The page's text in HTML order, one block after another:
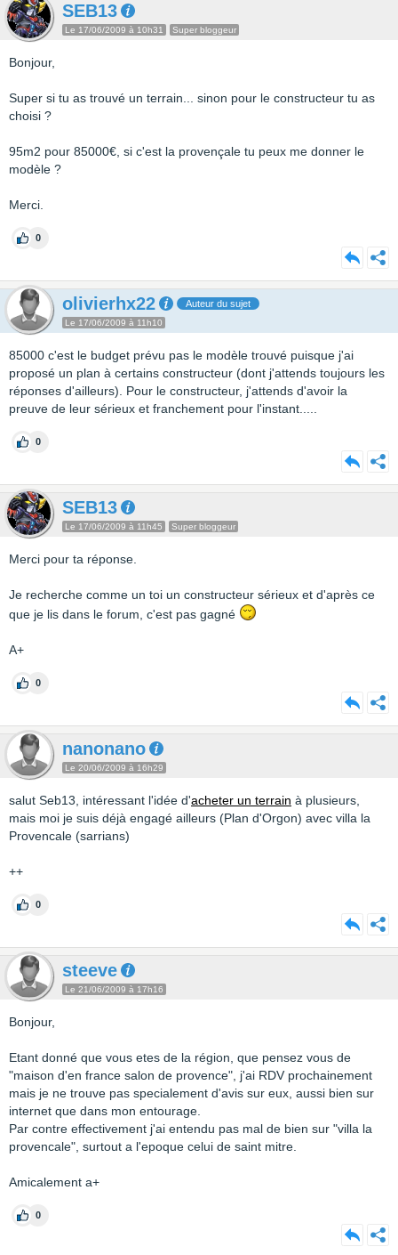
SEB13
Le 17/06/2009 à 10h31 Super bloggeur
Bonjour,
Super si tu as trouvé un terrain... sinon pour le constructeur tu as
choisi ?
95m2 pour 85000€, si c'est la provençale tu peux me donner le
modèle ?
Merci.
0
olivierhx22 Auteur du sujet
Le 17/06/2009 à 11h10
85000 c'est le budget prévu pas le modèle trouvé puisque j'ai
proposé un plan à certains constructeur (dont j'attends toujours les
réponses d'ailleurs). Pour le constructeur, j'attends d'avoir la
preuve de leur sérieux et franchement pour l'instant.....
0
SEB13
Le 17/06/2009 à 11h45 Super bloggeur
Merci pour ta réponse.
Je recherche comme un toi un constructeur sérieux et d'après ce
que je lis dans le forum, c'est pas gagné
A+
0
nanonano
Le 20/06/2009 à 16h29
salut Seb13, intéressant l'idée d'acheter un terrain à plusieurs,
mais moi je suis déjà engagé ailleurs (Plan d'Orgon) avec villa la
Provencale (sarrians)
++
0
steeve
Le 21/06/2009 à 17h16
Bonjour,
Etant donné que vous etes de la région, que pensez vous de
"maison d'en france salon de provence", j'ai RDV prochainement
mais je ne trouve pas specialement d'avis sur eux, aussi bien sur
internet que dans mon entourage.
Par contre effectivement j'ai entendu pas mal de bien sur "villa la
provencale", surtout a l'epoque celui de saint mitre.
Amicalement a+
0